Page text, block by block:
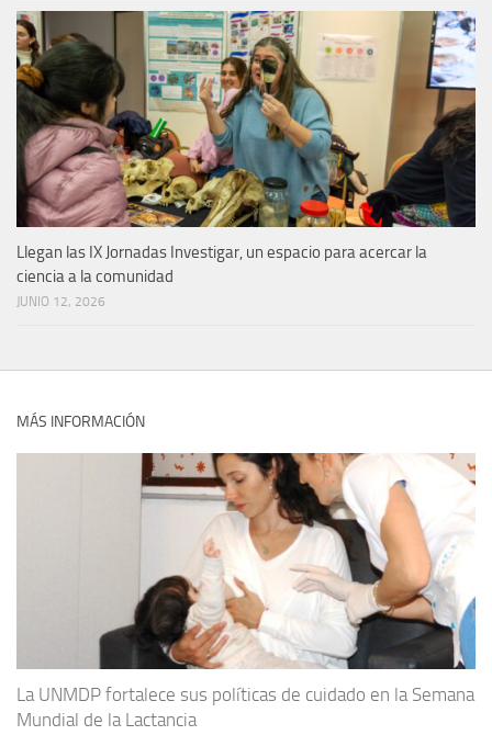
Llegan las IX Jornadas Investigar, un espacio para acercar la
ciencia a la comunidad
JUNIO 12, 2026
MÁS INFORMACIÓN
La UNMDP fortalece sus políticas de cuidado en la Semana
Mundial de la Lactancia